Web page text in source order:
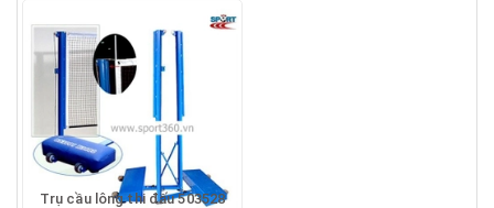
Trụ cầu lông thi đấu 503528